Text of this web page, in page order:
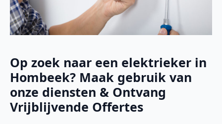
Op zoek naar een elektrieker in
Hombeek? Maak gebruik van
onze diensten & Ontvang
Vrijblijvende Offertes